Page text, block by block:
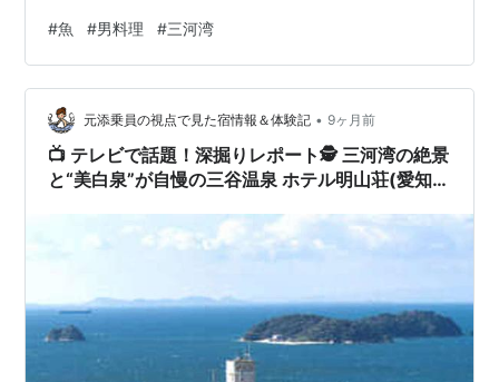
重さがあって安いっていうのと、食べたことないので興
味本位で。 こんどは下ろして、めんつゆで30分ほど漬け
て、軽く火を通して、軽く塩振り、にしようと思う。 魚
をほとんど下ろしたことないけど、料理人の人に教えて
もらった、何とかなる方法教えてもらったので、最悪何
とかなるんでは。 こないだの…
#魚 #男料理 #三河湾
元添乗員の視点で見た宿情報＆体験記 • 9ヶ月前
📺 テレビで話題！深掘りレポート🕵️ 三河湾の絶景
と“美白泉”が自慢の三谷温泉 ホテル明山荘(愛知県